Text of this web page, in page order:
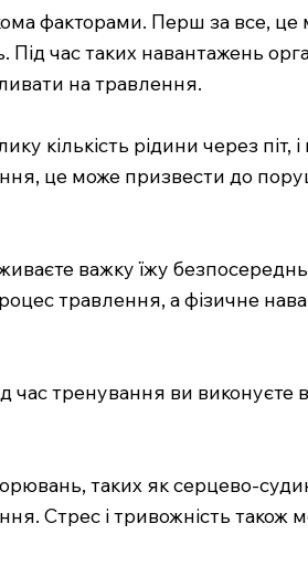
факторами. Перш за все, це
час таких навантажень
на травлення.
рідини через піт, і
це може призвести до
важку їжу
травлення, а фізичне
тренування ви виконуєте
таких як серцево-
Стрес і тривожність також